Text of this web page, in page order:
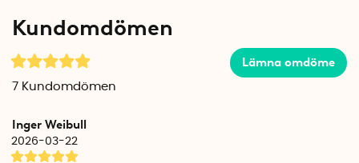
rutnätet på framsidan gör det enkelt att identifiera
innehållet. Påsarna är även märkta med symboler som visar
vilken typ av plagg de är designade för, vilket ytterligare
underlättar organiseringen. Symbolerna visar strumpor,
Handtag för enkel transport
Varje påse är utrustad med ett praktiskt handtag som gör
Kundomdömen
Lämna omdöme
7 Kundomdömen
Inger Weibull
2026-03-22